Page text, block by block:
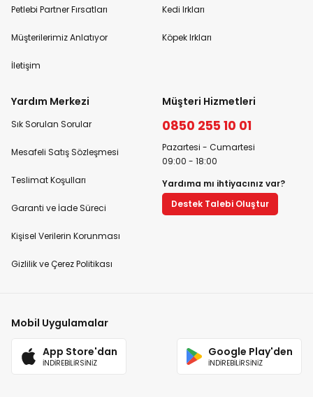
Petlebi Partner Fırsatları
Müşterilerimiz Anlatıyor
İletişim
Kedi Irkları
Köpek Irkları
Yardım Merkezi
Sık Sorulan Sorular
Mesafeli Satış Sözleşmesi
Teslimat Koşulları
Garanti ve İade Süreci
Kişisel Verilerin Korunması
Gizlilik ve Çerez Politikası
Müşteri Hizmetleri
0850 255 10 01
Pazartesi - Cumartesi
09:00 - 18:00
Yardıma mı ihtiyacınız var?
Destek Talebi Oluştur
Mobil Uygulamalar
App Store'dan
İNDİREBİLİRSİNİZ
Google Play'den
İNDİREBİLİRSİNİZ